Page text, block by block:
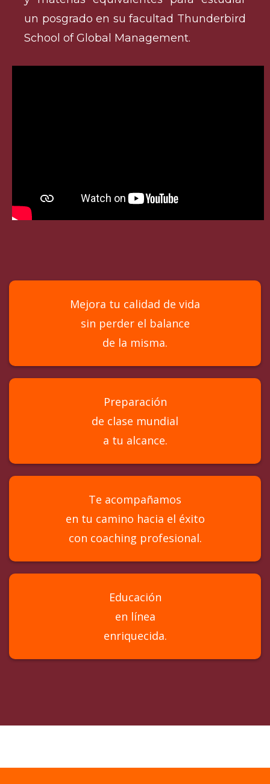
un posgrado en su facultad Thunderbird
School of Global Management.
Mejora tu calidad de vida
sin perder el balance
de la misma.
Preparación
de clase mundial
a tu alcance.
Te acompañamos
en tu camino hacia el éxito
con coaching profesional.
Educación
en línea
enriquecida.